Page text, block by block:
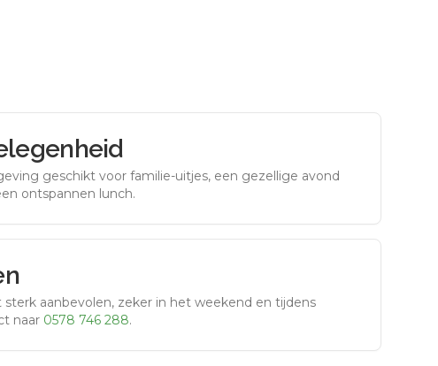
geschikt voor familie-uitjes, een gezellige avond
ontspannen lunch.
sterk aanbevolen, zeker in het weekend en tijdens
naar 0578 746 288.